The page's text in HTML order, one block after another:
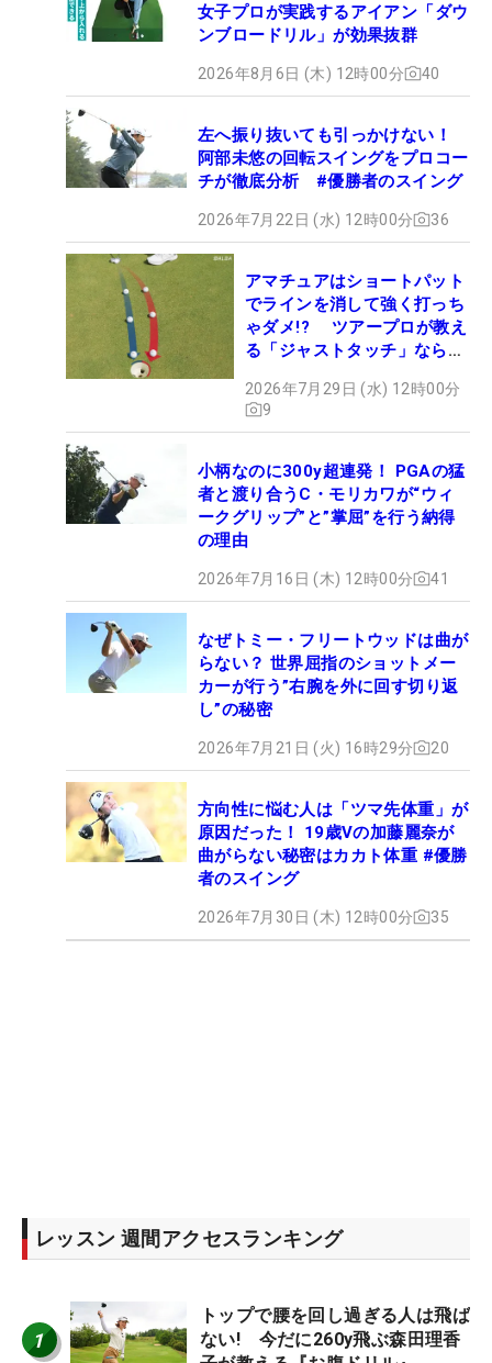
女子プロが実践するアイアン「ダウ
ンブロードリル」が効果抜群
2026年8月6日 (木) 12時00分 40
左へ振り抜いても引っかけない！
阿部未悠の回転スイングをプロコー
チが徹底分析 #優勝者のスイング
2026年7月22日 (水) 12時00分 36
アマチュアはショートパット
でラインを消して強く打っち
ゃダメ!? ツアープロが教え
る「ジャストタッチ」なら3
2026年7月29日 (水) 12時00分
9
小柄なのに300y超連発！ PGAの猛
者と渡り合うC・モリカワが“ウィ
ークグリップ”と”掌屈”を行う納得
の理由
2026年7月16日 (木) 12時00分 41
なぜトミー・フリートウッドは曲が
らない？ 世界屈指のショットメー
カーが行う”右腕を外に回す切り返
し”の秘密
2026年7月21日 (火) 16時29分 20
方向性に悩む人は「ツマ先体重」が
原因だった！ 19歳Vの加藤麗奈が
曲がらない秘密はカカト体重 #優勝
者のスイング
2026年7月30日 (木) 12時00分 35
レッスン 週間アクセスランキング
1
トップで腰を回し過ぎる人は飛ば
ない! 今だに260y飛ぶ森田理香